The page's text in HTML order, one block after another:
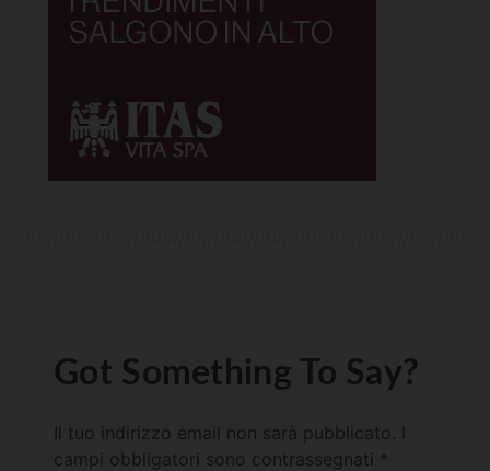
Got Something To Say?
Il tuo indirizzo email non sarà pubblicato.
campi obbligatori sono contrassegnati *